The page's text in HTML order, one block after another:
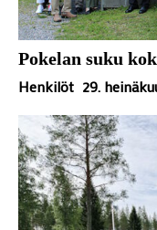
Pokelan suku
Henkilöt 29.